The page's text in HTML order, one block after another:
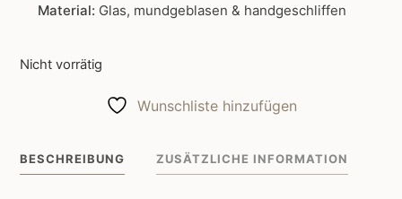
Material: Glas, mundgeblasen & handgeschliffen
Nicht vorrätig
Wunschliste hinzufügen
BESCHREIBUNG ZUSÄTZLICHE INFORMATION